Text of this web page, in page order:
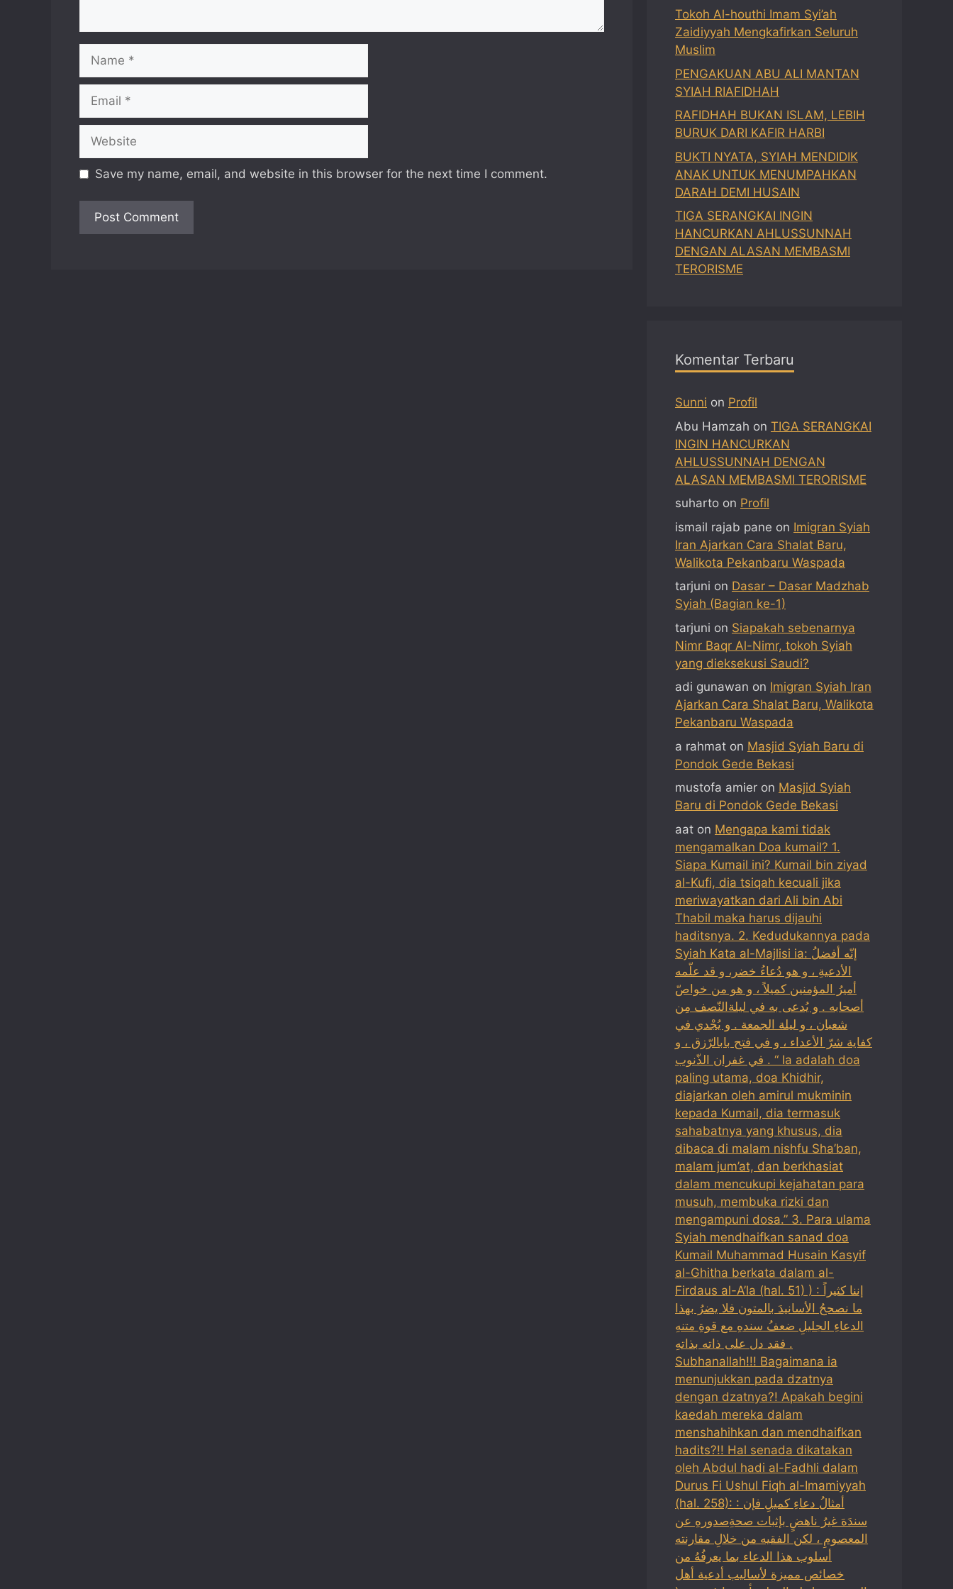
Save my name, email, and website in this browser for the next time I comment.
Tokoh Al-houthi Imam Syi’ah
Zaidiyyah Mengkafirkan Seluruh
Muslim
PENGAKUAN ABU ALI MANTAN
SYIAH RIAFIDHAH
RAFIDHAH BUKAN ISLAM, LEBIH
BURUK DARI KAFIR HARBI
BUKTI NYATA, SYIAH MENDIDIK
ANAK UNTUK MENUMPAHKAN
DARAH DEMI HUSAIN
TIGA SERANGKAI INGIN
HANCURKAN AHLUSSUNNAH
DENGAN ALASAN MEMBASMI
TERORISME
Komentar Terbaru
Sunni on Profil
Abu Hamzah on TIGA SERANGKAI
INGIN HANCURKAN
AHLUSSUNNAH DENGAN
ALASAN MEMBASMI TERORISME
suharto on Profil
ismail rajab pane on Imigran Syiah
Iran Ajarkan Cara Shalat Baru,
Walikota Pekanbaru Waspada
tarjuni on Dasar – Dasar Madzhab
Syiah (Bagian ke-1)
tarjuni on Siapakah sebenarnya
Nimr Baqr Al-Nimr, tokoh Syiah
yang dieksekusi Saudi?
adi gunawan on Imigran Syiah Iran
Ajarkan Cara Shalat Baru, Walikota
Pekanbaru Waspada
a rahmat on Masjid Syiah Baru di
Pondok Gede Bekasi
mustofa amier on Masjid Syiah
Baru di Pondok Gede Bekasi
aat on Mengapa kami tidak
mengamalkan Doa kumail? 1.
Siapa Kumail ini? Kumail bin ziyad
al-Kufi, dia tsiqah kecuali jika
meriwayatkan dari Ali bin Abi
Thabil maka harus dijauhi
haditsnya. 2. Kedudukannya pada
Syiah Kata al-Majlisi ia: إنّه أفضلُ
الأدعيةِ ، و هو دُعاءُ خضر، و قد علّمه
أميرُ المؤمنين كميلاً ، و هو من خواصّ
أصحابه . و يُدعى به في ليلةالنّصف مِن
شعبان ، و ليلة الجمعة . و يُجْدي في
كفاية شرّ الأعداء ، و في فتح بابالرّزق ، و
في غفران الذّنوب . “ Ia adalah doa
paling utama, doa Khidhir,
diajarkan oleh amirul mukminin
kepada Kumail, dia termasuk
sahabatnya yang khusus, dia
dibaca di malam nishfu Sha’ban,
malam jum’at, dan berkhasiat
dalam mencukupi kejahatan para
musuh, membuka rizki dan
mengampuni dosa.” 3. Para ulama
Syiah mendhaifkan sanad doa
Kumail Muhammad Husain Kasyif
al-Ghitha berkata dalam al-
Firdaus al-A’la (hal. 51) ) : إننا كثيراً
ما نصححُ الأسانيدَ بالمتون فلا يضرُ بهذا
الدعاءِ الجليلِ ضعفُ سندهِ مع قوةِ متنهِ
فقد دل على ذاته بذاتهِ .
Subhanallah!!! Bagaimana ia
menunjukkan pada dzatnya
dengan dzatnya?! Apakah begini
kaedah mereka dalam
menshahihkan dan mendhaifkan
hadits?!! Hal senada dikatakan
oleh Abdul hadi al-Fadhli dalam
Durus Fi Ushul Fiqh al-Imamiyyah
(hal. 258): : أمثالُ دعاءِ كميلِ فإن
سندَهَ غيرُ ناهضٍ بإثبات صحةِصدورهِ عن
المعصومِ ، لكن الفقيه من خلالِ مقارنته
أسلوب هذا الدعاء بما يعرفُهُ من
خصائص مميزة لأساليب أدعية أهل